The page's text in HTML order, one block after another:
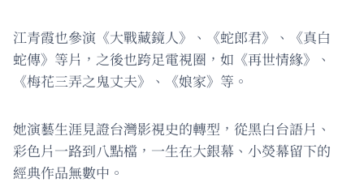
江青霞也參演《大戰藏鏡人》、《蛇郎君》、《真白
蛇傳》等片，之後也跨足電視圈，如《再世情緣》、
《梅花三弄之鬼丈夫》、《娘家》等。
她演藝生涯見證台灣影視史的轉型，從黑白台語片、
彩色片一路到八點檔，一生在大銀幕、小熒幕留下的
經典作品無數中。